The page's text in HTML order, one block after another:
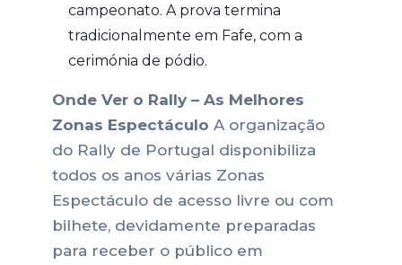
campeonato. A prova termina
tradicionalmente em Fafe, com a
cerimónia de pódio.
Onde Ver o Rally – As Melhores
Zonas Espectáculo A organização
do Rally de Portugal disponibiliza
todos os anos várias Zonas
Espectáculo de acesso livre ou com
bilhete, devidamente preparadas
para receber o público em